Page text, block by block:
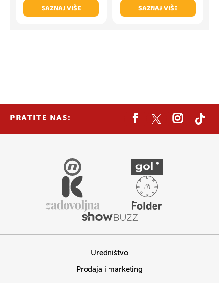
SAZNAJ VIŠE
SAZNAJ VIŠE
PRATITE NAS:
Uredništvo
Prodaja i marketing